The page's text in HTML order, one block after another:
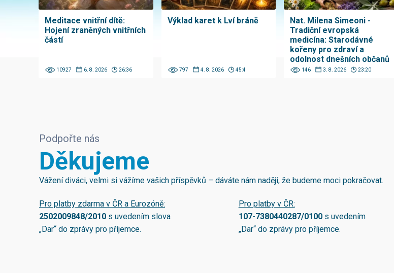
Meditace vnitřní dítě:
Hojení zraněných vnitřních
částí
10927 6. 8. 2026 26:36
Výklad karet k Lví bráně
797 4. 8. 2026 45:4
Nat. Milena Simeoni -
Tradiční evropská
medicína: Starodávné
kořeny pro zdraví a
odolnost dnešních občanů
146 3. 8. 2026 23:20
Podpořte nás
Děkujeme
Vážení diváci, velmi si vážíme vašich příspěvků – dáváte nám naději, že budeme moci pokračovat.
Pro platby zdarma v ČR a Eurozóně:
2502009848/2010 s uvedením slova
„Dar“ do zprávy pro příjemce.
Pro platby v ČR:
107-7380440287/0100s uvedením
„Dar“ do zprávy pro příjemce.